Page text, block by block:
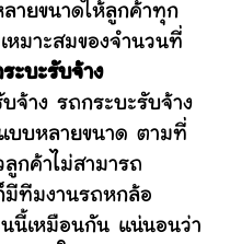
ายขนาดให้ลูกค้าทุก
หมาะสมของจำนวนที่
ะบะรับจ้าง
จ้าง รถกระบะรับจ้าง
แบบหลายขนาด ตามที่
กค้าไม่สามารถ
มีทีมงานรถหกล้อ
นนี้เหมือนกัน แน่นอนว่า